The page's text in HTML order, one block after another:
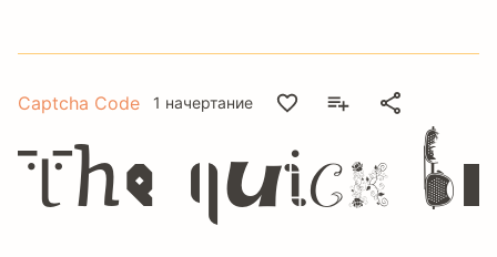
Captcha Code 1 начертание
The quick